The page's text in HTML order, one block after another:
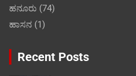
ಹನೂರು (74)
ಹಾಸನ (1)
Recent Posts